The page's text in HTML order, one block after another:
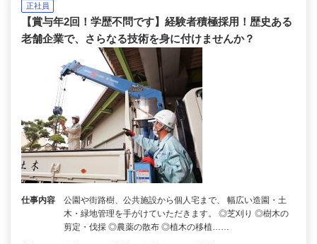
正社員
【賞与年2回！学歴不問です】経験者積極採用！歴史ある
老舗企業で、さらなる技術を身に付けませんか？
仕事内容
公園や街路樹、公共施設から個人宅まで、 幅広い造園・土
木・緑地管理を手がけていただきます。 ◎芝刈り ◎樹木の
剪定・伐採 ◎農薬の散布 ◎植木の移植……